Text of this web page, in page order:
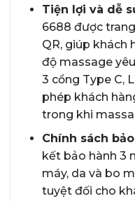
Tiện lợi và dễ
6688 được
QR, giúp khách
độ massage
3 cổng Type C,
phép khách
trong khi
Chính sách
kết bảo hành 3
máy, da và bo
tuyệt đối cho